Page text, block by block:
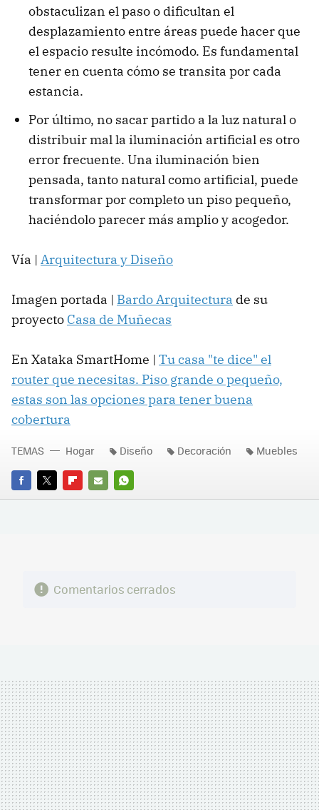
obstaculizan el paso o dificultan el
desplazamiento entre áreas puede hacer que
el espacio resulte incómodo. Es fundamental
tener en cuenta cómo se transita por cada
estancia.
Por último, no sacar partido a la luz natural o
distribuir mal la iluminación artificial es otro
error frecuente. Una iluminación bien
pensada, tanto natural como artificial, puede
transformar por completo un piso pequeño,
haciéndolo parecer más amplio y acogedor.
Vía | Arquitectura y Diseño
Imagen portada | Bardo Arquitectura de su
proyecto Casa de Muñecas
En Xataka SmartHome | Tu casa "te dice" el
router que necesitas. Piso grande o pequeño,
estas son las opciones para tener buena
cobertura
FACEBOOK
TWITTERFLIPBOARD
E-
WHATSAPP
TEMAS Hogar Diseño Decoración Muebles
Comentarios cerrados